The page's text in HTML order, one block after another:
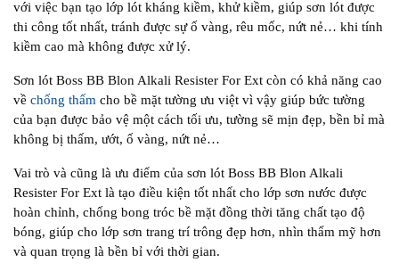
với việc bạn tạo lớp lót kháng kiềm, khử kiềm, giúp sơn lót được
thi công tốt nhất, tránh được sự ố vàng, rêu mốc, nứt nẻ… khi tính
kiềm cao mà không được xử lý.
Sơn lót Boss BB Blon Alkali Resister For Ext còn có khả năng cao
về chống thấm cho bề mặt tường ưu việt vì vậy giúp bức tường
của bạn được bảo vệ một cách tối ưu, tường sẽ mịn đẹp, bền bỉ mà
không bị thấm, ướt, ố vàng, nứt nẻ…
Vai trò và cũng là ưu điểm của sơn lót Boss BB Blon Alkali
Resister For Ext là tạo điều kiện tốt nhất cho lớp sơn nước được
hoàn chỉnh, chống bong tróc bề mặt đồng thời tăng chất tạo độ
bóng, giúp cho lớp sơn trang trí trông đẹp hơn, nhìn thẩm mỹ hơn
và quan trọng là bền bỉ với thời gian.